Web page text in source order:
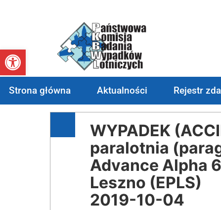
Otwórz pasek narzędzi
Strona główna Aktualności Rejestr
WYPADEK
paralotnia
Advance Alpha 6
Leszno (EPLS)
2019-10-04